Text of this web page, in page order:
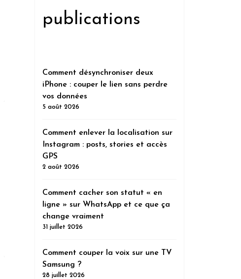
publications
Comment désynchroniser deux
iPhone : couper le lien sans perdre
vos données
5 août 2026
Comment enlever la localisation sur
Instagram : posts, stories et accès
GPS
2 août 2026
Comment cacher son statut « en
ligne » sur WhatsApp et ce que ça
change vraiment
31 juillet 2026
Comment couper la voix sur une TV
Samsung ?
28 juillet 2026